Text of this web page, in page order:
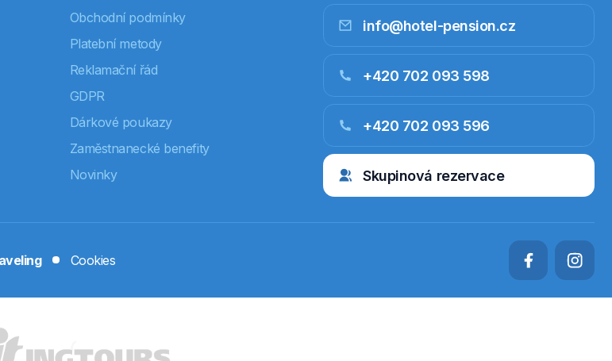
Obchodní podmínky
Platební metody
Reklamační řád
GDPR
Dárkové poukazy
Zaměstnanecké benefity
Novinky
info@hotel-pension.cz
+420 702 093 598
+420 702 093 596
Skupinová rezervace
Cookies